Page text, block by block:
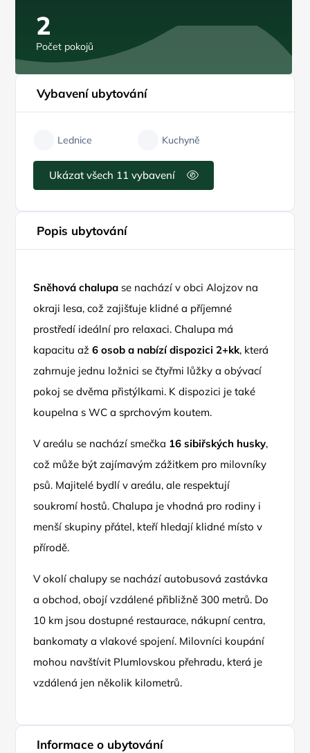
2
Počet pokojů
Vybavení ubytování
Lednice Kuchyně
Ukázat všech 11 vybavení
Popis ubytování
Sněhová chalupa se nachází v obci Alojzov na
okraji lesa, což zajišťuje klidné a příjemné
prostředí ideální pro relaxaci. Chalupa má
kapacitu až6 osob a nabízí dispozici 2+kk, která
zahrnuje jednu ložnici se čtyřmi lůžky a obývací
pokoj se dvěma přistýlkami. K dispozici je také
koupelna s WC a sprchovým koutem.
V areálu se nachází smečka 16 sibiřských husky,
což může být zajímavým zážitkem pro milovníky
psů. Majitelé bydlí v areálu, ale respektují
soukromí hostů. Chalupa je vhodná pro rodiny i
menší skupiny přátel, kteří hledají klidné místo v
přírodě.
V okolí chalupy se nachází autobusová zastávka
a obchod, obojí vzdálené přibližně 300 metrů. Do
10 km jsou dostupné restaurace, nákupní centra,
bankomaty a vlakové spojení. Milovníci koupání
mohou navštívit Plumlovskou přehradu, která je
vzdálená jen několik kilometrů.
Informace o ubytování